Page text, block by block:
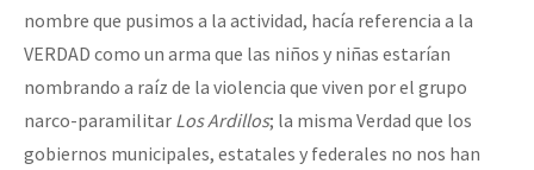
nombre que pusimos a la actividad, hacía referencia a la
VERDAD como un arma que las niños y niñas estarían
nombrando a raíz de la violencia que viven por el grupo
narco-paramilitar Los Ardillos; la misma Verdad que los
gobiernos municipales, estatales y federales no nos han